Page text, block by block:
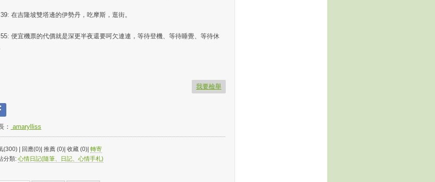
在吉隆坡雙塔邊的伊勢丹，吃摩斯，逛街。
便宜機票的代價就是深更半夜還要呵欠連連，等待登機、等待睡覺、等待休
我要檢舉
： amarylliss
(300) | 回應(0)| 推薦 (0)| 收藏 (0)| 轉寄
分類: 心情日記(隨筆、日記、心情手札)